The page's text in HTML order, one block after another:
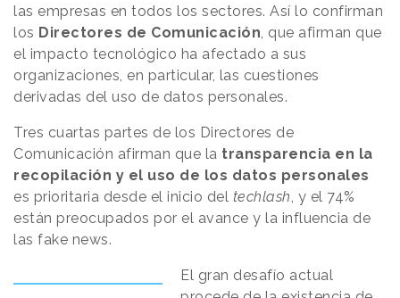
las empresas en todos los sectores. Así lo confirman
los Directores de Comunicación, que afirman que
el impacto tecnológico ha afectado a sus
organizaciones, en particular, las cuestiones
derivadas del uso de datos personales.
Tres cuartas partes de los Directores de
Comunicación afirman que la transparencia en la
recopilación y el uso de los datos personales
es prioritaria desde el inicio del techlash, y el 74%
están preocupados por el avance y la influencia de
las fake news.
El gran desafío actual